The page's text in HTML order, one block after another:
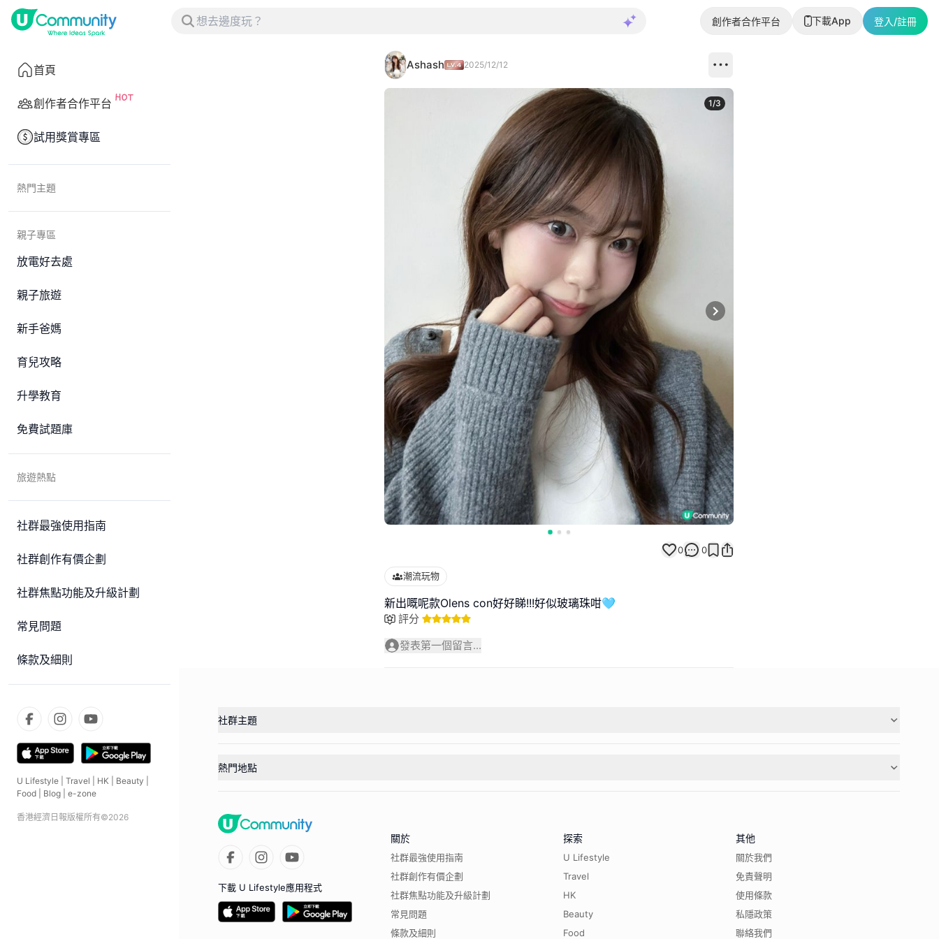
創作者合作平台 下載App 登入/註冊
首頁
創作者合作平台
試用獎賞專區
熱門主題
親子專區
放電好去處
親子旅遊
新手爸媽
育兒攻略
升學教育
免費試題庫
旅遊熱點
社群最強使用指南
社群創作有價企劃
社群焦點功能及升級計劃
常見問題
條款及細則
U Lifestyle Travel HK Beauty
Food
Blog e-zone
香港經濟日報版權所有©2026
Ashash 2025/12/12
Next slide
1/3
0 0
潮流玩物
新出嘅呢款Olens con好好睇!!!好似玻璃珠咁🩵
評分
發表第一個留言...
社群主題
熱門地點
下載 U Lifestyle應用程式
關於
社群最強使用指南
社群創作有價企劃
社群焦點功能及升級計劃
常見問題
條款及細則
探索
U Lifestyle
Travel
HK
Beauty
Food
其他
關於我們
免責聲明
使用條款
私隱政策
聯絡我們